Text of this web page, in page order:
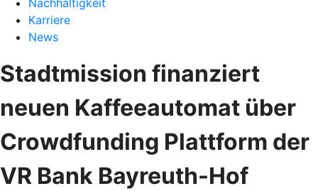
Nachhaltigkeit
Karriere
News
Stadtmission finanziert
neuen Kaffeeautomat über
Crowdfunding Plattform der
VR Bank Bayreuth-Hof